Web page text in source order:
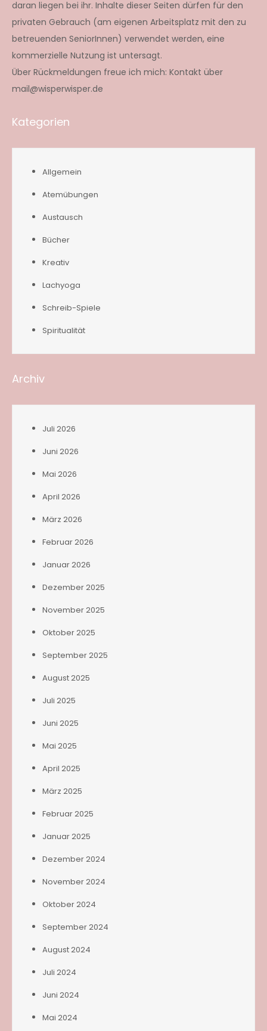
daran liegen bei ihr. Inhalte dieser Seiten dürfen für den
privaten Gebrauch (am eigenen Arbeitsplatz mit den zu
betreuenden SeniorInnen) verwendet werden, eine
kommerzielle Nutzung ist untersagt.
Über Rückmeldungen freue ich mich: Kontakt über
mail@wisperwisper.de
Kategorien
Allgemein
Atemübungen
Austausch
Bücher
Kreativ
Lachyoga
Schreib-Spiele
Spiritualität
Archiv
Juli 2026
Juni 2026
Mai 2026
April 2026
März 2026
Februar 2026
Januar 2026
Dezember 2025
November 2025
Oktober 2025
September 2025
August 2025
Juli 2025
Juni 2025
Mai 2025
April 2025
März 2025
Februar 2025
Januar 2025
Dezember 2024
November 2024
Oktober 2024
September 2024
August 2024
Juli 2024
Juni 2024
Mai 2024